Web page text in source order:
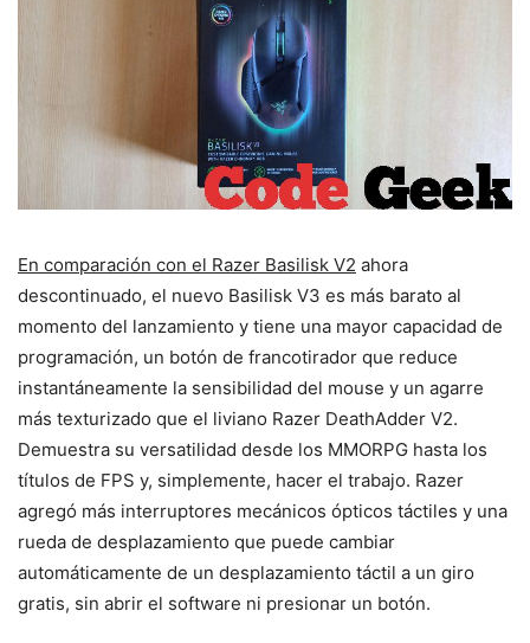
En comparación con el Razer Basilisk V2 ahora
descontinuado, el nuevo Basilisk V3 es más barato al
momento del lanzamiento y tiene una mayor capacidad de
programación, un botón de francotirador que reduce
instantáneamente la sensibilidad del mouse y un agarre
más texturizado que el liviano Razer DeathAdder V2.
Demuestra su versatilidad desde los MMORPG hasta los
títulos de FPS y, simplemente, hacer el trabajo. Razer
agregó más interruptores mecánicos ópticos táctiles y una
rueda de desplazamiento que puede cambiar
automáticamente de un desplazamiento táctil a un giro
gratis, sin abrir el software ni presionar un botón.